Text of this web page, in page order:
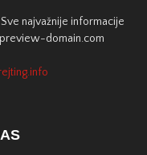
najvažnije informacije
domain.com